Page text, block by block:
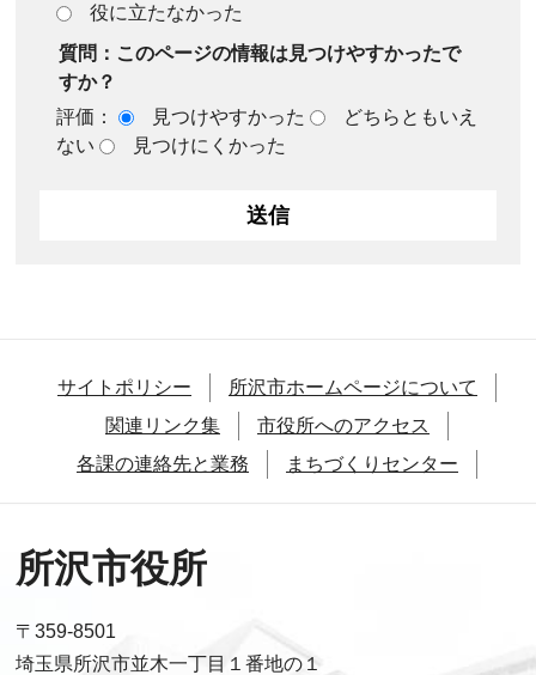
役に立たなかった
質問：このページの情報は見つけやすかったで
すか？
評価：
見つけやすかった
どちらともいえ
ない
見つけにくかった
サイトポリシー
所沢市ホームページについて
関連リンク集
市役所へのアクセス
各課の連絡先と業務
まちづくりセンター
所沢市役所
〒359-8501
埼玉県所沢市並木一丁目１番地の１